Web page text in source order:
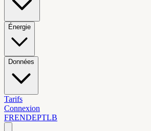
Énergie
Données
Tarifs
Connexion
FRENDEPTLB